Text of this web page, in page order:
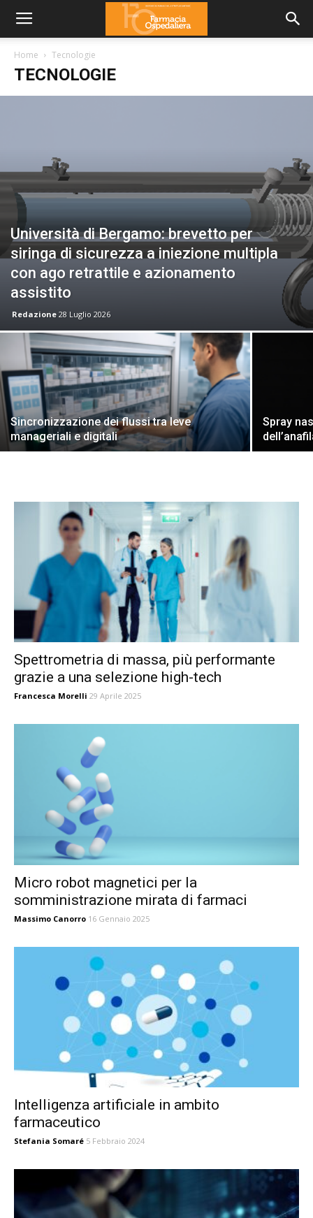
Home Tecnologie
TECNOLOGIE
Università di Bergamo: brevetto per
siringa di sicurezza a iniezione multipla
con ago retrattile e azionamento
assistito
Redazione 28 Luglio 2026
Sincronizzazione dei flussi tra leve
manageriali e digitali
Spray
Spettrometria di massa, più performante
grazie a una selezione high-tech
Francesca Morelli 29 Aprile 2025
Micro robot magnetici per la
somministrazione mirata di farmaci
Massimo Canorro 16 Gennaio 2025
Intelligenza artificiale in ambito
farmaceutico
Stefania Somaré 5 Febbraio 2024